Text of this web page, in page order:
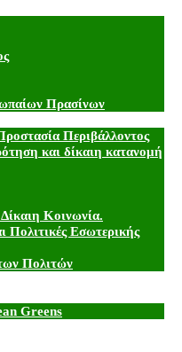
Πρασίνων
Περιβάλλοντος
και δίκαιη κατανομή
Κοινωνία.
Πολιτικές Εσωτερικής
Πολιτών
Greens